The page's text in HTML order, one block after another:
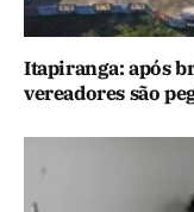
Itapiranga: após
vereadores são